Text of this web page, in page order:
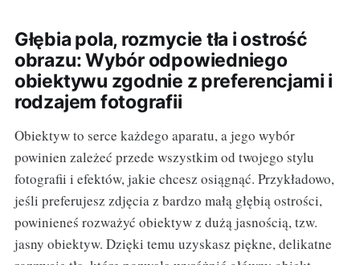
Głębia pola, rozmycie tła i ostrość
obrazu: Wybór odpowiedniego
obiektywu zgodnie z preferencjami i
rodzajem fotografii
Obiektyw to serce każdego aparatu, a jego wybór
powinien zależeć przede wszystkim od twojego stylu
fotografii i efektów, jakie chcesz osiągnąć. Przykładowo,
jeśli preferujesz zdjęcia z bardzo małą głębią ostrości,
powinieneś rozważyć obiektyw z dużą jasnością, tzw.
jasny obiektyw. Dzięki temu uzyskasz piękne, delikatne